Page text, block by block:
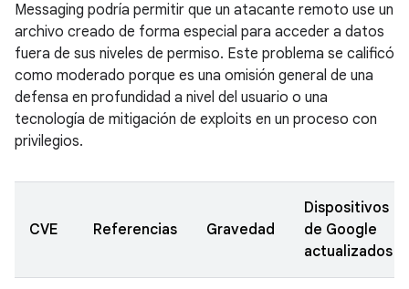
Messaging podría permitir que un atacante remoto use un
archivo creado de forma especial para acceder a datos
fuera de sus niveles de permiso. Este problema se calificó
como moderado porque es una omisión general de una
defensa en profundidad a nivel del usuario o una
tecnología de mitigación de exploits en un proceso con
privilegios.
CVE Referencias Gravedad
Dispositivos
de Google
actualizados